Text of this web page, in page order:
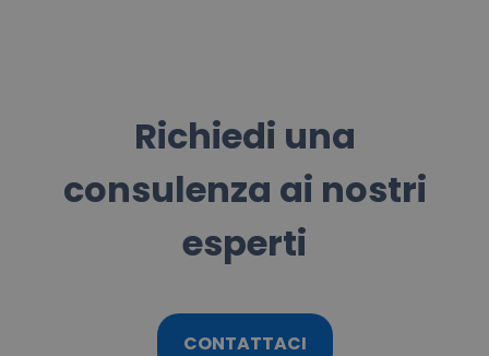
Richiedi una
consulenza ai nostri
esperti
CONTATTACI